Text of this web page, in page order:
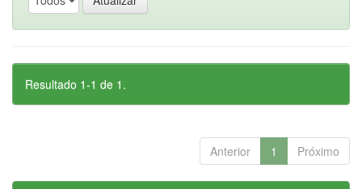
Resultado 1-1 de 1.
Anterior 1 Próximo